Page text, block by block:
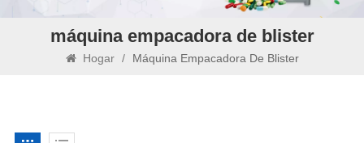
máquina empacadora de blister
Hogar / Máquina Empacadora De Blister